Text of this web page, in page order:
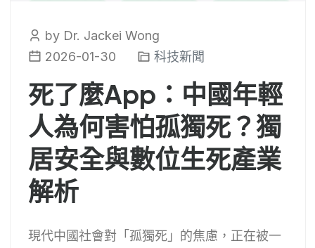
by Dr. Jackei Wong
2026-01-30
科技新聞
死了麼App：中國年輕
人為何害怕孤獨死？獨
居安全與數位生死產業
解析
現代中國社會對「孤獨死」的焦慮，正在被一